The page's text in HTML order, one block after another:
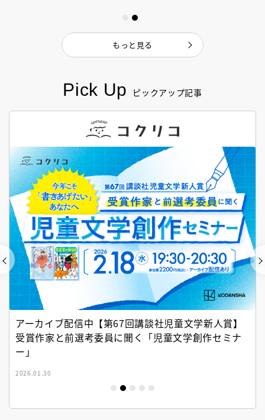
Pick Up ピックアップ記事
アーカイブ配信中【第67回講談社児童文学新人賞】
受賞作家と前選考委員に聞く「児童文学創作セミナ
ー」
2026.01.30
もっと見る